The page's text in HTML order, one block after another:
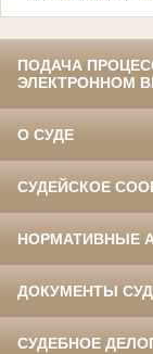
ПОДАЧА
ЭЛЕКТРОННОМ
О СУДЕ
СУДЕЙСКОЕ
НОРМАТИВНЫЕ
ДОКУМЕНТЫ
СУДЕБНОЕ